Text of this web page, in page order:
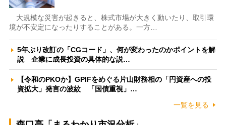
大規模な災害が起きると、株式市場が大きく動いたり、取引環
境が不安定になったりすることがある。一方…
5年ぶり改訂の「CGコード」、何が変わったのかポイントを解
説 企業に成長投資の具体的な説…
【令和のPKOか】GPIFをめぐる片山財務相の「円資産への投
資拡大」発言の波紋 「国債重視」…
一覧を見る